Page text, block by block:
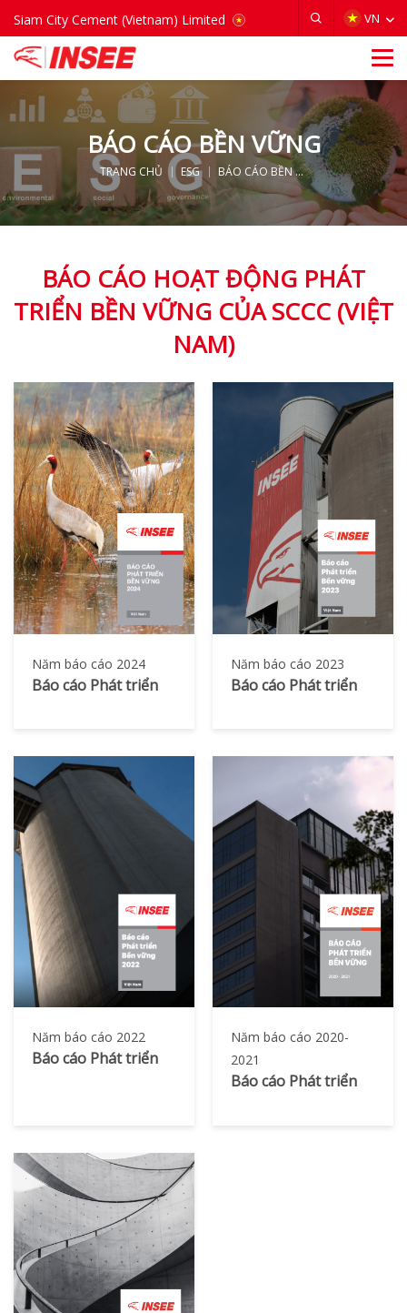
Siam City Cement (Vietnam) Limited VN
BÁO CÁO BỀN VỮNG
TRANG CHỦ ESG BÁO CÁO BỀN VỮNG
BÁO CÁO HOẠT ĐỘNG PHÁT
TRIỂN BỀN VỮNG CỦA SCCC (VIỆT
NAM)
Năm báo cáo 2024
Báo cáo Phát triển
Năm báo cáo 2023
Báo cáo Phát triển
Năm báo cáo 2022
Báo cáo Phát triển
Năm báo cáo 2020-
2021
Báo cáo Phát triển